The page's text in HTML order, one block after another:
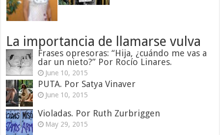
La importancia de llamarse vulva
Frases opresoras: “Hija, ¿cuándo me vas a
dar un nieto?” Por Rocío Linares.
June 10, 2015
PUTA. Por Satya Vinaver
June 10, 2015
Violadas. Por Ruth Zurbriggen
May 29, 2015